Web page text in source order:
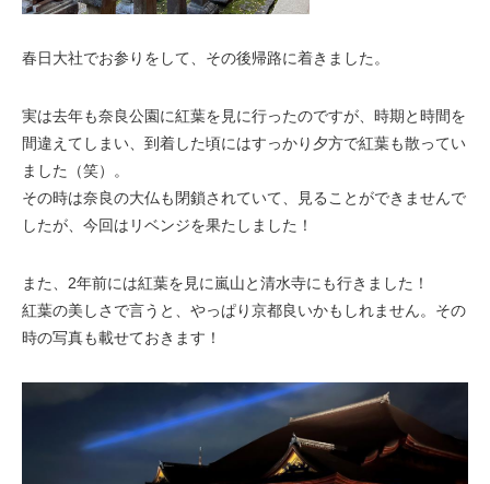
春日大社でお参りをして、その後帰路に着きました。
実は去年も奈良公園に紅葉を見に行ったのですが、時期と時間を
間違えてしまい、到着した頃にはすっかり夕方で紅葉も散ってい
ました（笑）。
その時は奈良の大仏も閉鎖されていて、見ることができませんで
したが、今回はリベンジを果たしました！
また、2年前には紅葉を見に嵐山と清水寺にも行きました！
紅葉の美しさで言うと、やっぱり京都良いかもしれません。その
時の写真も載せておきます！